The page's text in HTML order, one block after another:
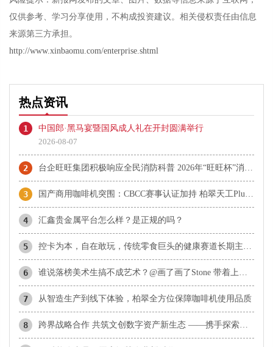
仅供参考、学习分享使用，不构成投资建议。相关侵权责任由信息
来源第三方承担。
http://www.xinbaomu.com/enterprise.shtml
热点资讯
1
中国郎·黑马宴暨国风成人礼在开封圆满举行
2026-08-07
2 台企旺旺集团积极响应全民消防科普 2026年“旺旺杯”消防主题运动会圆满落幕
3 国产商用咖啡机突围：CBCC赛事认证加持 柏翠天工Plus成咖啡机推荐热门
4 汇鑫贵金属平台怎么样？是正规的吗？
5 控卡为本，自在敢玩，传统零食巨头的健康赛道长期主义实践
6 谁说落榜美术生搞不成艺术？@画了画了Stone 带着上百张“神作”，约你北京见！
7 从智造生产到线下体验，柏翠全方位保障咖啡机使用品质
8 ​跨界战略合作 共筑文创数字资产新生态 ——携手探索文化数字化战略落地新范式